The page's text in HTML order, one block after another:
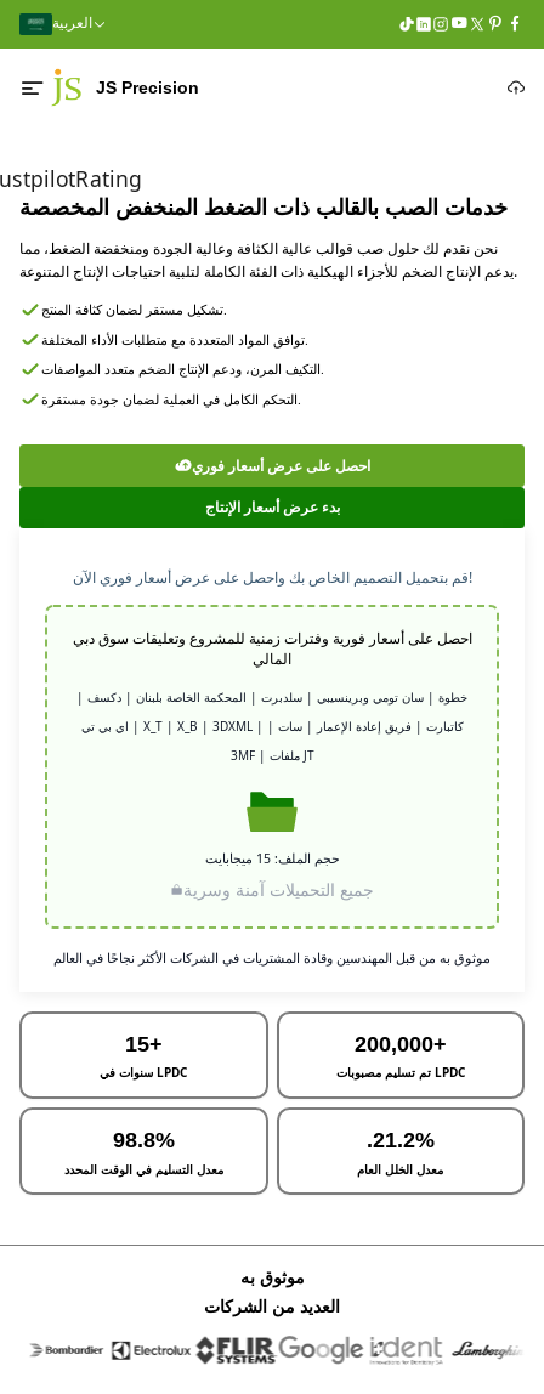
العربية
JS Precision
خدمات الصب بالقالب ذات الضغط المنخفض المخصصة
نحن نقدم لك حلول صب قوالب عالية الكثافة وعالية الجودة ومنخفضة الضغط، مما
يدعم الإنتاج الضخم للأجزاء الهيكلية ذات الفئة الكاملة لتلبية احتياجات الإنتاج المتنوعة.
تشكيل مستقر لضمان كثافة المنتج.
توافق المواد المتعددة مع متطلبات الأداء المختلفة.
التكيف المرن، ودعم الإنتاج الضخم متعدد المواصفات.
احصل على عرض أسعار فوري
بدء عرض أسعار الإنتاج
قم بتحميل التصميم الخاص بك واحصل على عرض أسعار فوري الآن!
احصل على أسعار فورية وفترات زمنية للمشروع وتعليقات سوق دبي
المالي
خطوة | سان تومي وبرينسيبي | سلدبرت | المحكمة الخاصة بلبنان | دكسف |
اي بي تي | X_T | X_B | 3DXML | كاتبارت | فريق إعادة الإعمار | سات |
3MF | ملفات JT
حجم الملف: 15 ميجابايت
جميع التحميلات آمنة وسرية
موثوق به من قبل المهندسين وقادة المشتريات في الشركات الأكثر نجاحًا في العالم
15+
سنوات في LPDC
200,000+
تم تسليم مصبوبات LPDC
98.8%
معدل التسليم في الوقت المحدد
.21.2%
معدل الخلل العام
موثوق به
العديد من الشركات